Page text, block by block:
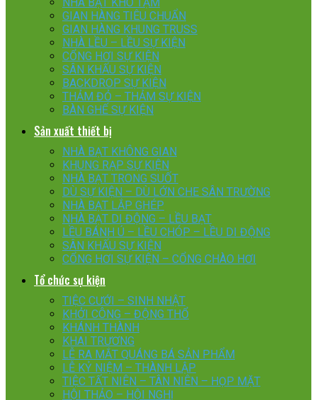
GIAN HÀNG TIÊU CHUẨN
GIAN HÀNG KHUNG TRUSS
NHÀ LỀU – LỀU SỰ KIỆN
CỔNG HƠI SỰ KIỆN
SÂN KHẤU SỰ KIỆN
BACKDROP SỰ KIỆN
THẢM ĐỎ – THẢM SỰ KIỆN
BÀN GHẾ SỰ KIỆN
Sản xuất thiết bị
NHÀ BẠT KHÔNG GIAN
KHUNG RẠP SỰ KIỆN
NHÀ BẠT TRONG SUỐT
DÙ SỰ KIỆN – DÙ LỚN CHE SÂN TRƯỜNG
NHÀ BẠT LẮP GHÉP
NHÀ BẠT DI ĐỘNG – LỀU BẠT
LỀU BÁNH Ú – LỀU CHÓP – LỀU DI ĐỘNG
SÂN KHẤU SỰ KIỆN
CỔNG HƠI SỰ KIỆN – CỔNG CHÀO HƠI
Tổ chức sự kiện
TIỆC CƯỚI – SINH NHẬT
KHỞI CÔNG – ĐỘNG THỔ
KHÁNH THÀNH
KHAI TRƯƠNG
LỄ RA MẮT QUÁNG BÁ SẢN PHẨM
LỄ KỶ NIỆM – THÀNH LẬP
TIỆC TẤT NIÊN – TÂN NIÊN – HỌP MẶT
HỘI THẢO – HỘI NGHỊ